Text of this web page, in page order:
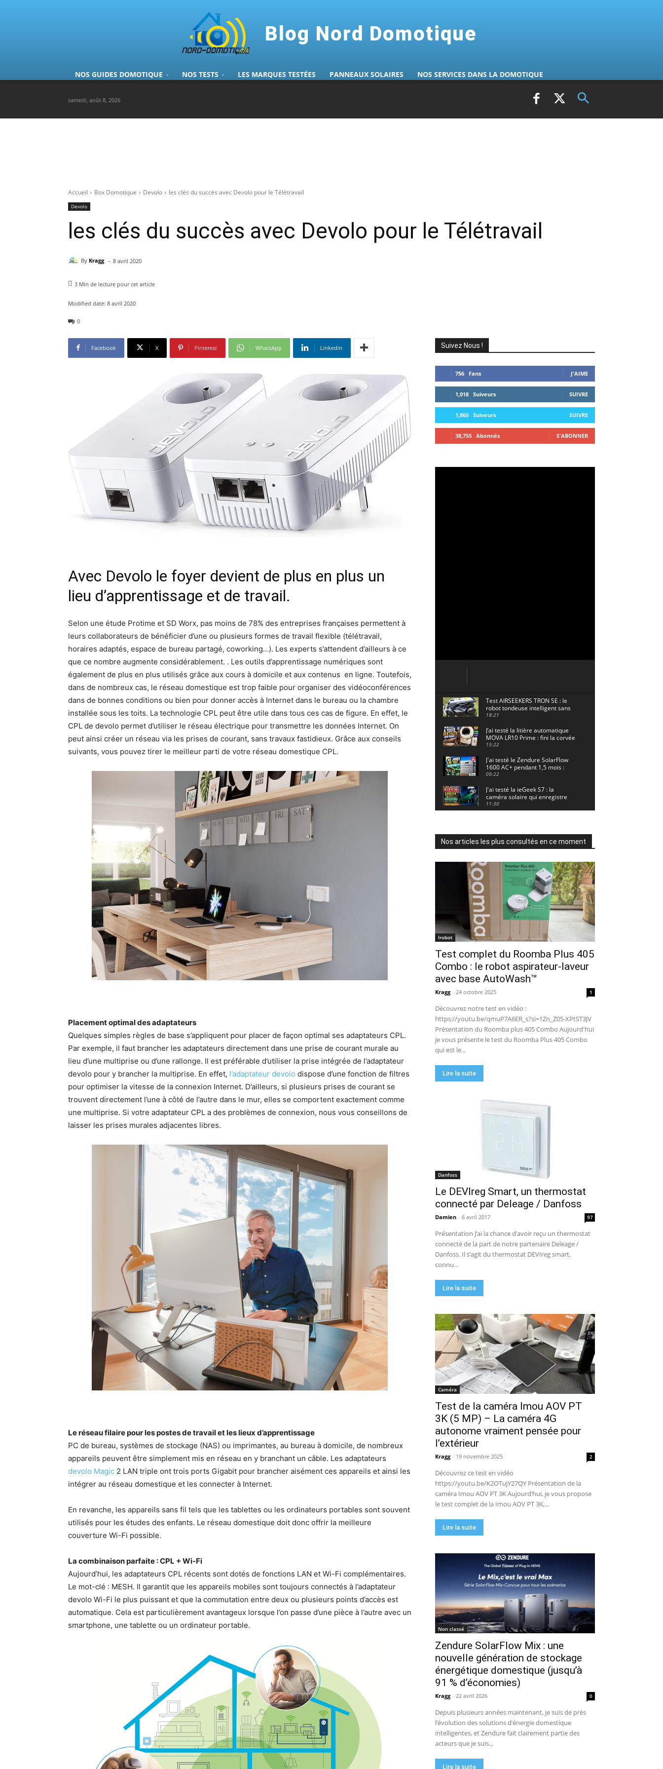
Blog Nord Domotique
NOS GUIDES DOMOTIQUE NOS TESTS LES MARQUES TESTÉES PANNEAUX SOLAIRES NOS SERVICES DANS LA DOMOTIQUE
samedi, août 8, 2026
Accueil Box Domotique Devolo les clés du succès avec Devolo pour le Télétravail
Devolo
les clés du succès avec Devolo pour le Télétravail
By Kragg - 8 avril 2020
3 Min de lecture pour cet article
Modified date: 8 avril 2020
0
Facebook X Pinterest WhatsApp Linkedin
Avec Devolo le foyer devient de plus en plus un
lieu d’apprentissage et de travail.
Selon une étude Protime et SD Worx, pas moins de 78% des entreprises françaises permettent à
leurs collaborateurs de bénéficier d’une ou plusieurs formes de travail flexible (télétravail,
horaires adaptés, espace de bureau partagé, coworking…). Les experts s’attendent d’ailleurs à ce
que ce nombre augmente considérablement. . Les outils d’apprentissage numériques sont
également de plus en plus utilisés grâce aux cours à domicile et aux contenus en ligne. Toutefois,
dans de nombreux cas, le réseau domestique est trop faible pour organiser des vidéoconférences
dans de bonnes conditions ou bien pour donner accès à Internet dans le bureau ou la chambre
installée sous les toits. La technologie CPL peut être utile dans tous ces cas de figure. En effet, le
CPL de devolo permet d’utiliser le réseau électrique pour transmettre les données Internet. On
peut ainsi créer un réseau via les prises de courant, sans travaux fastidieux. Grâce aux conseils
suivants, vous pouvez tirer le meilleur parti de votre réseau domestique CPL.
Placement optimal des adaptateurs
Quelques simples règles de base s’appliquent pour placer de façon optimal ses adaptateurs CPL.
Par exemple, il faut brancher les adaptateurs directement dans une prise de courant murale au
lieu d’une multiprise ou d’une rallonge. Il est préférable d’utiliser la prise intégrée de l’adaptateur
devolo pour y brancher la multiprise. En effet, l’adaptateur devolo dispose d’une fonction de filtres
pour optimiser la vitesse de la connexion Internet. D’ailleurs, si plusieurs prises de courant se
trouvent directement l’une à côté de l’autre dans le mur, elles se comportent exactement comme
une multiprise. Si votre adaptateur CPL a des problèmes de connexion, nous vous conseillons de
laisser les prises murales adjacentes libres.
Le réseau filaire pour les postes de travail et les lieux d’apprentissage
PC de bureau, systèmes de stockage (NAS) ou imprimantes, au bureau à domicile, de nombreux
appareils peuvent être simplement mis en réseau en y branchant un câble. Les adaptateurs
devolo Magic 2 LAN triple ont trois ports Gigabit pour brancher aisément ces appareils et ainsi les
intégrer au réseau domestique et les connecter à Internet.
En revanche, les appareils sans fil tels que les tablettes ou les ordinateurs portables sont souvent
utilisés pour les études des enfants. Le réseau domestique doit donc offrir la meilleure
couverture Wi-Fi possible.
La combinaison parfaite : CPL + Wi-Fi
Aujourd’hui, les adaptateurs CPL récents sont dotés de fonctions LAN et Wi-Fi complémentaires.
Le mot-clé : MESH. Il garantit que les appareils mobiles sont toujours connectés à l’adaptateur
devolo Wi-Fi le plus puissant et que la commutation entre deux ou plusieurs points d’accès est
automatique. Cela est particulièrement avantageux lorsque l’on passe d’une pièce à l’autre avec un
smartphone, une tablette ou un ordinateur portable.
Suivez Nous !
756 Fans J'AIME
1,018 Suiveurs SUIVRE
1,865 Suiveurs SUIVRE
38,755 Abonnés S'ABONNER
Test AIRSEEKERS TRON SE : le
robot tondeuse intelligent sans
câble pour 1500 m² !
18:21
J’ai testé la litière automatique
MOVA LR10 Prime : fini la corvée
? 🐱
15:22
J'ai testé le Zendure SolarFlow
1600 AC+ pendant 1,5 mois :
voici les résultats ! ☀️🔋
09:22
J'ai testé la ieGeek S7 : la
caméra solaire qui enregistre
24/7 grâce à l'AOV ! ☀️📹
11:30
18/07/2026
02:33
Guirlande Guinguette Solaire
puissance en extérieur ? Test
complet
04:38
Aiper Scuba V3 : le meilleur
robot de piscine sans fil ? Mon
test complet !
UGREEN NASync DXP4800 Pro :
le NAS qui va faire trembler
Synology et QNAP ?! (Test
🏆 Sunseeker S4 : le robot
cartographie votre jardin tout
seul.
09:48
DJI Power 1000 Mini : j'ai testé
cette station d'énergie
compacte… elle m'a bluffé !
11:56
Nos articles les plus consultés en ce moment
Irobot
Test complet du Roomba Plus 405
Combo : le robot aspirateur-laveur
avec base AutoWash™
Kragg - 24 octobre 2025 1
Découvrez notre test en vidéo :
https://youtu.be/qmuP7A6ER_s?si=1Zn_Z05-XPtST3JV
Présentation du Roomba plus 405 Combo Aujourd'hui
je vous présente le test du Roomba Plus 405 Combo
qui est le...
Lire la suite
Danfoss
Le DEVIreg Smart, un thermostat
connecté par Deleage / Danfoss
Damien - 6 avril 2017 97
Présentation J’ai la chance d’avoir reçu un thermostat
connecté de la part de notre partenaire Deleage /
Danfoss. Il s’agit du thermostat DEVIreg smart,
connu...
Lire la suite
Caméra
Test de la caméra Imou AOV PT
3K (5 MP) – La caméra 4G
autonome vraiment pensée pour
l’extérieur
Kragg - 19 novembre 2025 2
Découvrez ce test en vidéo
https://youtu.be/K2OTujY27QY Présentation de la
caméra Imou AOV PT 3K Aujourd’hui, je vous propose
le test complet de la Imou AOV PT 3K,...
Lire la suite
Non classé
Zendure SolarFlow Mix : une
nouvelle génération de stockage
énergétique domestique (jusqu’à
91 % d’économies)
Kragg - 22 avril 2026 0
Depuis plusieurs années maintenant, je suis de près
l’évolution des solutions d’énergie domestique
intelligentes, et Zendure fait clairement partie des
acteurs que je suis...
Lire la suite